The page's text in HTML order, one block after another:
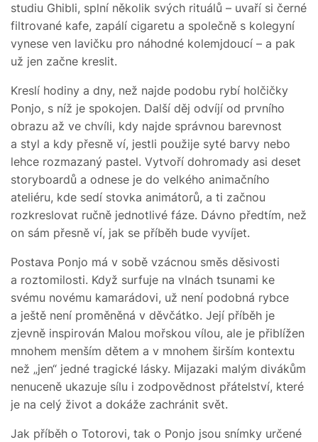
studiu Ghibli, splní několik svých rituálů – uvaří si černé
filtrované kafe, zapálí cigaretu a společně s kolegyní
vynese ven lavičku pro náhodné kolemjdoucí – a pak
už jen začne kreslit.
Kreslí hodiny a dny, než najde podobu rybí holčičky
Ponjo, s níž je spokojen. Další děj odvíjí od prvního
obrazu až ve chvíli, kdy najde správnou barevnost
a styl a kdy přesně ví, jestli použije syté barvy nebo
lehce rozmazaný pastel. Vytvoří dohromady asi deset
storyboardů a odnese je do velkého animačního
ateliéru, kde sedí stovka animátorů, a ti začnou
rozkreslovat ručně jednotlivé fáze. Dávno předtím, než
on sám přesně ví, jak se příběh bude vyvíjet.
Postava Ponjo má v sobě vzácnou směs děsivosti
a roztomilosti. Když surfuje na vlnách tsunami ke
svému novému kamarádovi, už není podobná rybce
a ještě není proměněná v děvčátko. Její příběh je
zjevně inspirován Malou mořskou vílou, ale je přiblížen
mnohem menším dětem a v mnohem širším kontextu
než „jen“ jedné tragické lásky. Mijazaki malým divákům
nenuceně ukazuje sílu i zodpovědnost přátelství, které
je na celý život a dokáže zachránit svět.
Jak příběh o Totorovi, tak o Ponjo jsou snímky určené